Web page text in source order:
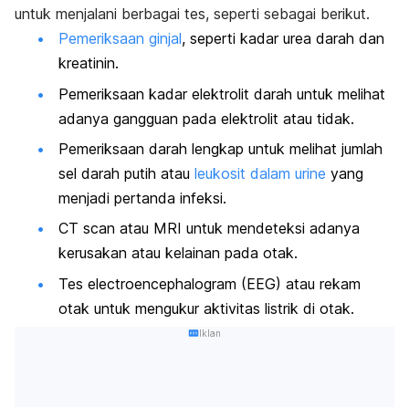
untuk menjalani berbagai tes, seperti sebagai berikut.
Pemeriksaan ginjal, seperti kadar urea darah dan
kreatinin.
Pemeriksaan kadar elektrolit darah untuk melihat
adanya gangguan pada elektrolit atau tidak.
Pemeriksaan darah lengkap untuk melihat jumlah
sel darah putih atau leukosit dalam urine yang
menjadi pertanda infeksi.
CT scan atau MRI untuk mendeteksi adanya
kerusakan atau kelainan pada otak.
Tes electroencephalogram (EEG) atau rekam
otak untuk mengukur aktivitas listrik di otak.
Iklan